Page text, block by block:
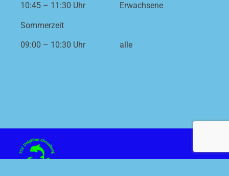
10:45 – 11:30 Uhr
Sommerzeit
09:00 – 10:30 Uhr
Erwachsene
alle